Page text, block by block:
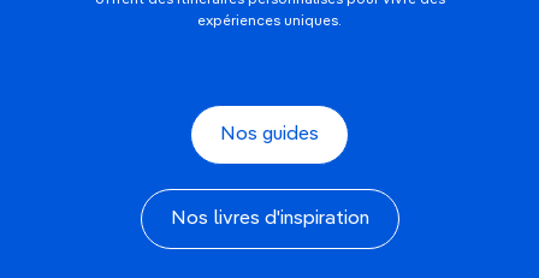
expériences uniques.
Nos guides
Nos livres d'inspiration